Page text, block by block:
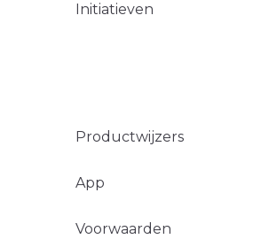
Initiatieven
Productwijzers
App
Voorwaarden